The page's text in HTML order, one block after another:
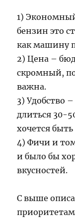
1)
бензин это
как машину
2) Цена –
скромный,
важна.
3) Удобство
длиться 30-
хочется
4) Фичи и
и было бы
вкусностей.
С выше